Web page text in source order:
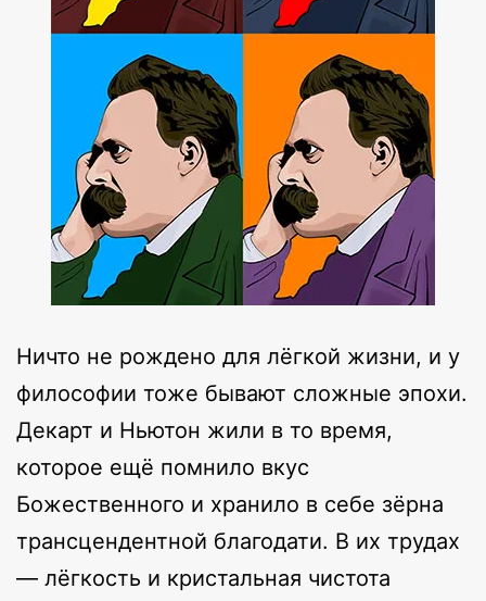
Ничто не рождено для лёгкой жизни, и у
философии тоже бывают сложные эпохи.
Декарт и Ньютон жили в то время,
которое ещё помнило вкус
Божественного и хранило в себе зёрна
трансцендентной благодати. В их трудах
— лёгкость и кристальная чистота